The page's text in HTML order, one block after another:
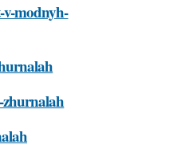
v-modnyh-
zhurnalah